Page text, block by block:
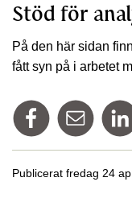
Stöd för
På den här sidan
fått syn på i arbetet
Dela på
Publicerat fredag 24